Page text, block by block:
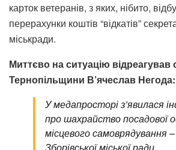
карток ветеранів, з яких, нібито,
перерахунки коштів “відкатів”
міськради.
Миттєво на ситуацію відреагував
Тернопільщини В’ячеслав Негода:
У медапросторі з’явилася
про шахрайство посадової
місцевого самоврядування